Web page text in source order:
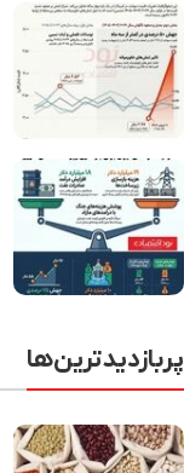
پربازدیدترین‌ها